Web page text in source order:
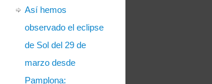
Así hemos
observado el eclipse
de Sol del 29 de
marzo desde
Pamplona: